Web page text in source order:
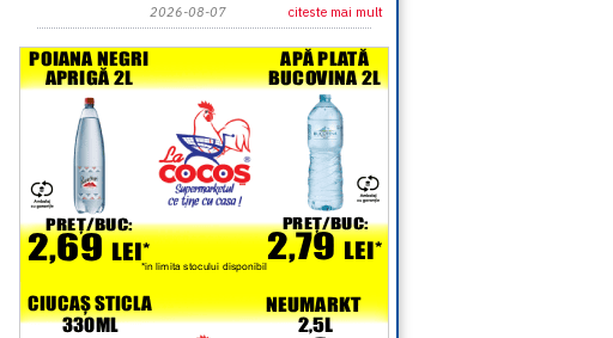
2026-08-07 citeste mai mult